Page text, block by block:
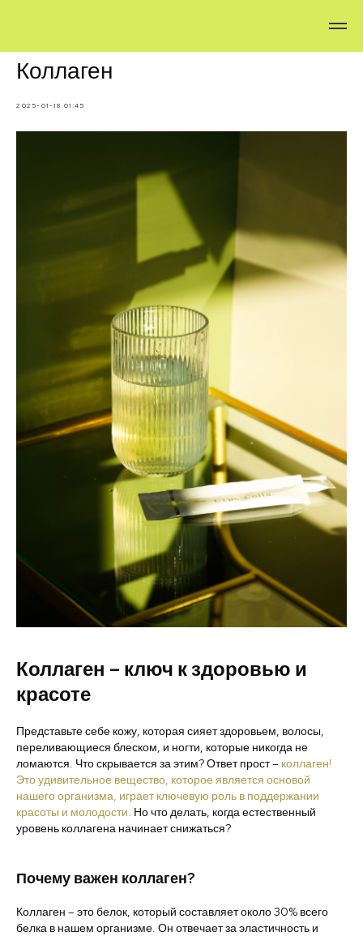
Коллаген
2025-01-18 01:45
Коллаген – ключ к здоровью и
красоте
Представьте себе кожу, которая сияет здоровьем, волосы,
переливающиеся блеском, и ногти, которые никогда не
ломаются. Что скрывается за этим? Ответ прост – коллаген!
Это удивительное вещество, которое является основой
нашего организма, играет ключевую роль в поддержании
красоты и молодости. Но что делать, когда естественный
уровень коллагена начинает снижаться?
Почему важен коллаген?
Коллаген – это белок, который составляет около 30% всего
белка в нашем организме. Он отвечает за эластичность и